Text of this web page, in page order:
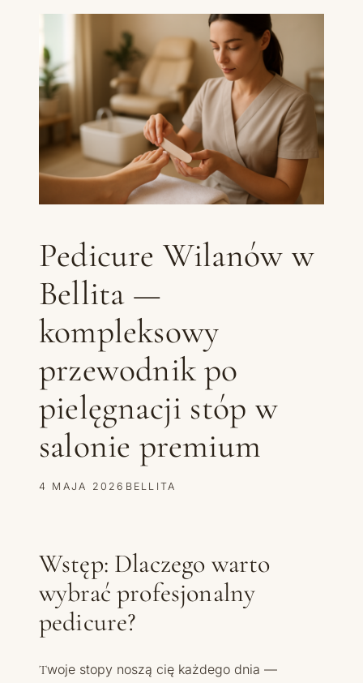
Pedicure Wilanów w
Bellita —
kompleksowy
przewodnik po
pielęgnacji stóp w
salonie premium
4 MAJA 2026 BELLITA
Wstęp: Dlaczego warto
wybrać profesjonalny
pedicure?
Twoje stopy noszą cię każdego dnia —